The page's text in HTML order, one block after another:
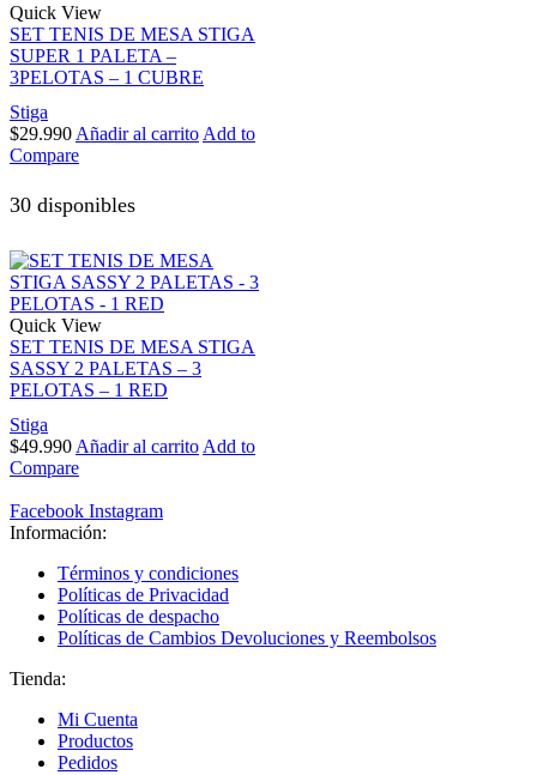
Quick View
SET TENIS DE MESA STIGA
SUPER 1 PALETA –
3PELOTAS – 1 CUBRE
Stiga
$29.990 Añadir al carrito Add to
Compare
30 disponibles
Quick View
SET TENIS DE MESA STIGA
SASSY 2 PALETAS – 3
PELOTAS – 1 RED
Stiga
$49.990Añadir al carritoAdd to
Compare
Facebook Instagram
Información:
Términos y condiciones
Políticas de Privacidad
Políticas de despacho
Políticas de Cambios Devoluciones y Reembolsos
Tienda:
Mi Cuenta
Productos
Pedidos